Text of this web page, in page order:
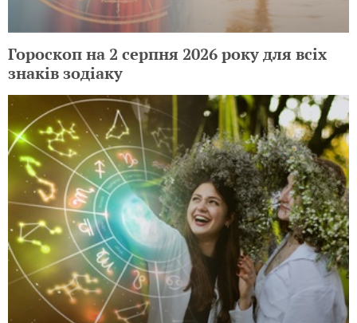
Гороскоп на 2 серпня 2026 року для всіх
знаків зодіаку